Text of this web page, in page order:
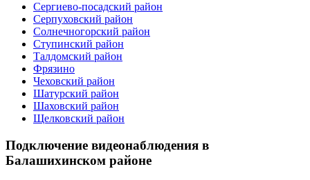
Сергиево-посадский район
Серпуховский район
Солнечногорский район
Ступинский район
Талдомский район
Фрязино
Чеховский район
Шатурский район
Шаховский район
Щелковский район
Подключение видеонаблюдения в
Балашихинском районе